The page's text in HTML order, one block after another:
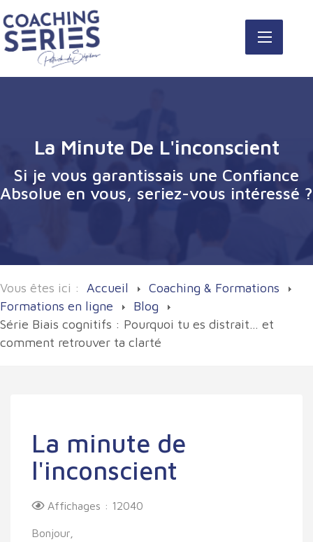
La Minute De L'inconscient
Si je vous garantissais une Confiance
Absolue en vous, seriez-vous intéressé ?
Vous êtes ici : Accueil
Coaching & Formations
Formations en ligne
Blog
Série Biais cognitifs : Pourquoi tu es distrait… et
comment retrouver ta clarté
La minute de
l'inconscient
Affichages : 12040
Bonjour,